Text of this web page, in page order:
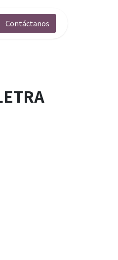
Contáctanos